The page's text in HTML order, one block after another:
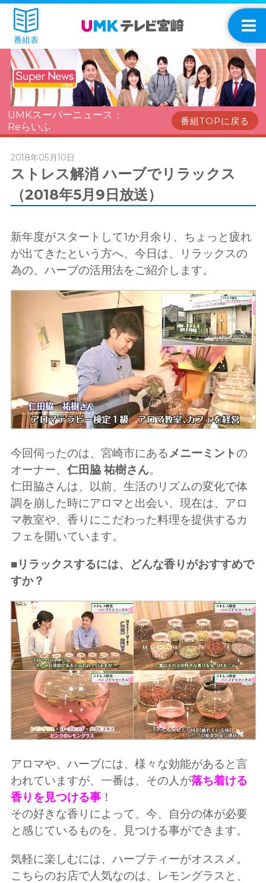
番組表
UMKスーパーニュース：
Reらいふ
番組TOPに戻る
2018年05月10日
ストレス解消 ハーブでリラックス
（2018年5月9日放送）
新年度がスタートして1か月余り、ちょっと疲れ
が出てきたという方へ、今日は、リラックスの
為の、ハーブの活用法をご紹介します。
今回伺ったのは、宮崎市にあるメニーミントの
オーナー、 仁田脇 祐樹さん。
仁田脇さんは、以前、生活のリズムの変化で体
調を崩した時にアロマと出会い、現在は、アロ
マ教室や、香りにこだわった料理を提供するカ
フェを開いています。
■リラックスするには、どんな香りがおすすめで
すか？
アロマや、ハーブには、様々な効能があると言
われていますが、一番は、その人が落ち着ける
香りを見つける事！
その好きな香りによって、今、自分の体が必要
と感じているものを、見つける事ができます。
気軽に楽しむには、ハーブティーがオススメ。
こちらのお店で人気なのは、レモングラスと、